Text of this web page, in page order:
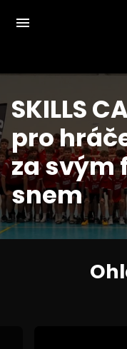
obsah
menu
SKILLS
pro
za svým
snem